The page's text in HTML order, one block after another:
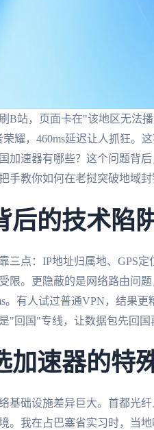
B站，页面卡在"该地区无法
耀，460ms延迟让人抓狂。
加速器有哪些？这个问题背
手教你如何在老挝突破地域
后的技术陷
三点：IP地址归属地、GPS
限。更隐蔽的是网络路由问
。有人试过普通VPN，结果
"回国"专线，让数据包先回国
加速器的特
基础设施差异巨大。首都光
。我在占巴塞省实习时，当